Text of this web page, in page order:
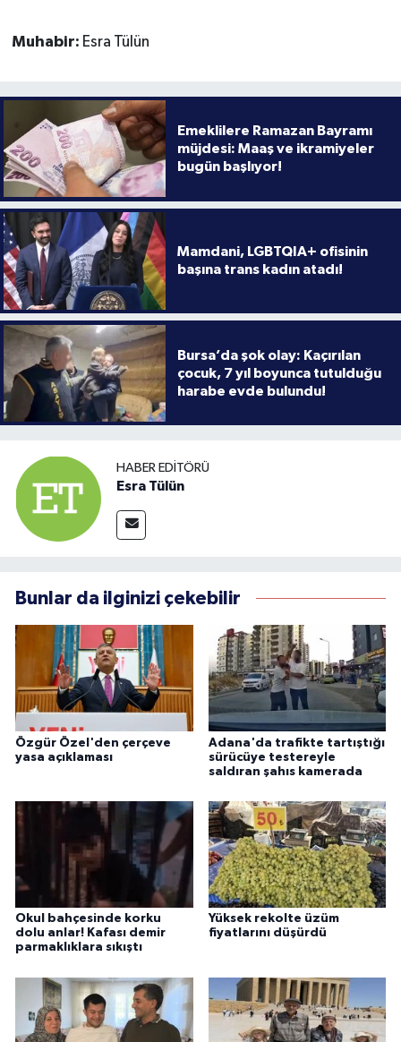
Muhabir: Esra Tülün
Emeklilere Ramazan Bayramı
müjdesi: Maaş ve ikramiyeler
bugün başlıyor!
Mamdani, LGBTQIA+ ofisinin
başına trans kadın atadı!
Bursa’da şok olay: Kaçırılan
çocuk, 7 yıl boyunca tutulduğu
harabe evde bulundu!
HABER EDITÖRÜ
Esra Tülün
Bunlar da ilginizi çekebilir
Özgür Özel'den çerçeve
yasa açıklaması
Adana'da trafikte tartıştığı
sürücüye testereyle
saldıran şahıs kamerada
Okul bahçesinde korku
dolu anlar! Kafası demir
parmaklıklara sıkıştı
Yüksek rekolte üzüm
fiyatlarını düşürdü